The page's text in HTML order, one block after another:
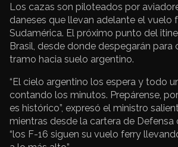
Los cazas son piloteados por
daneses que llevan adelante el vuelo
Sudamérica. El próximo punto del
Brasil, desde donde despegarán para
tramo hacia suelo argentino.
“El cielo argentino los espera y todo
contando los minutos. Prepárense,
es histórico”, expresó el ministro
mientras desde la cartera de Defensa
“los F-16 siguen su vuelo ferry